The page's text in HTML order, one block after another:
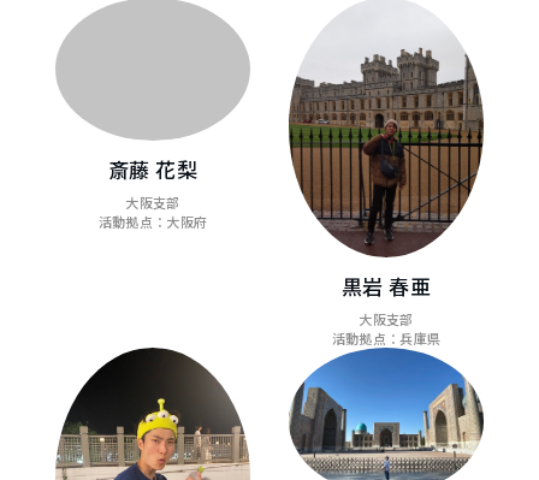
斎藤 花梨
大阪支部
活動拠点：大阪府
黒岩 春亜
大阪支部
活動拠点：兵庫県